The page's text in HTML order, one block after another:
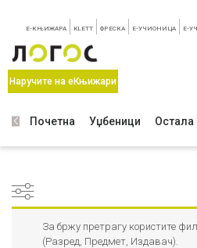
E-КЊИЖАРА KLETT ФРЕСКА E-УЧИОНИЦА E-
Наручите на еКњижари
Почетна Уџбеници
За бржу претрагу користите
(Разред, Предмет, Издавач).